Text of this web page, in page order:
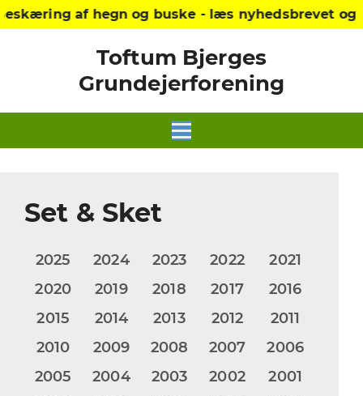
af hegn og buske - læs nyhedsbrevet
Toftum Bjerges
Grundejerforening
Set & Sket
2025 2024 2023 2022
2021
2020
2019 2018 2017
2016
2015
2014 2013 2012
2011
2010
2009 2008 2007
2006
2005
2004 2003 2002
2001